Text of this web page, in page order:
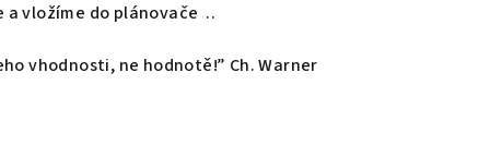
a vložíme do plánovače ..
vhodnosti, ne hodnotě!” Ch. Warner